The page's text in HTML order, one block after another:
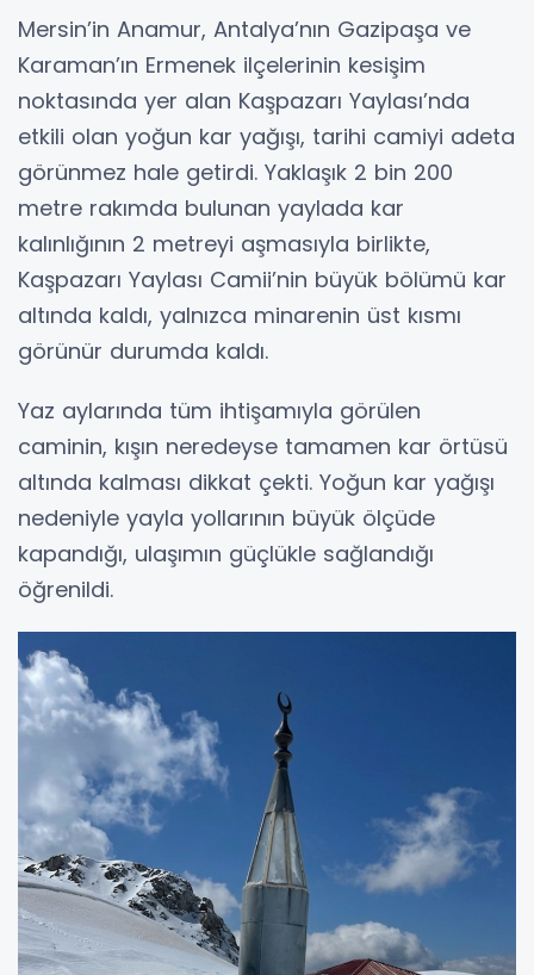
Mersin’in Anamur, Antalya’nın Gazipaşa ve
Karaman’ın Ermenek ilçelerinin kesişim
noktasında yer alan Kaşpazarı Yaylası’nda
etkili olan yoğun kar yağışı, tarihi camiyi adeta
görünmez hale getirdi. Yaklaşık 2 bin 200
metre rakımda bulunan yaylada kar
kalınlığının 2 metreyi aşmasıyla birlikte,
Kaşpazarı Yaylası Camii’nin büyük bölümü kar
altında kaldı, yalnızca minarenin üst kısmı
görünür durumda kaldı.
Yaz aylarında tüm ihtişamıyla görülen
caminin, kışın neredeyse tamamen kar örtüsü
altında kalması dikkat çekti. Yoğun kar yağışı
nedeniyle yayla yollarının büyük ölçüde
kapandığı, ulaşımın güçlükle sağlandığı
öğrenildi.